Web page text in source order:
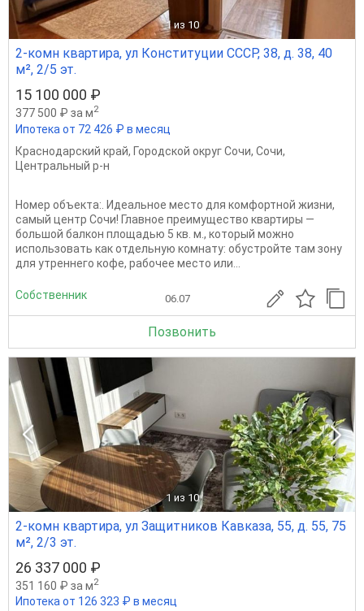
1 из 10
2-комн квартира, ул Конституции СССР, 38, д. 38, 40
м², 2/5 эт.
15 100 000 ₽
377 500 ₽ за м2
Ипотека от 72 426 ₽ в месяц
Краснодарский край, Городской округ Сочи, Сочи,
Центральный р-н
Номер объекта:. Идеальное место для комфортной жизни,
самый центр Сочи! Главное преимущество квартиры —
большой балкон площадью 5 кв. м., который можно
использовать как отдельную комнату: обустройте там зону
для утреннего кофе, рабочее место или...
Собственник 06.07
Позвонить
1 из 10
2-комн квартира, ул Защитников Кавказа, 55, д. 55, 75
м², 2/3 эт.
26 337 000 ₽
351 160 ₽ за м2
Ипотека от 126 323 ₽ в месяц